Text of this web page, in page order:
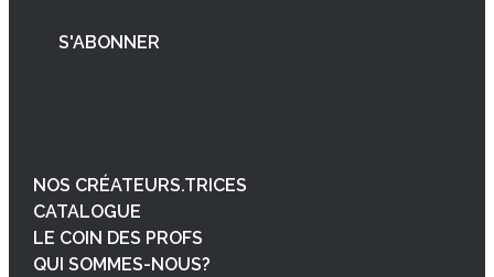
NOS CRÉATEURS.TRICES
CATALOGUE
LE COIN DES PROFS
QUI SOMMES-NOUS?